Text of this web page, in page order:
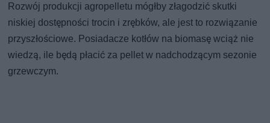
Rozwój produkcji agropelletu mógłby złagodzić skutki
niskiej dostępności trocin i zrębków, ale jest to rozwiązanie
przyszłościowe. Posiadacze kotłów na biomasę wciąż nie
wiedzą, ile będą płacić za pellet w nadchodzącym sezonie
grzewczym.